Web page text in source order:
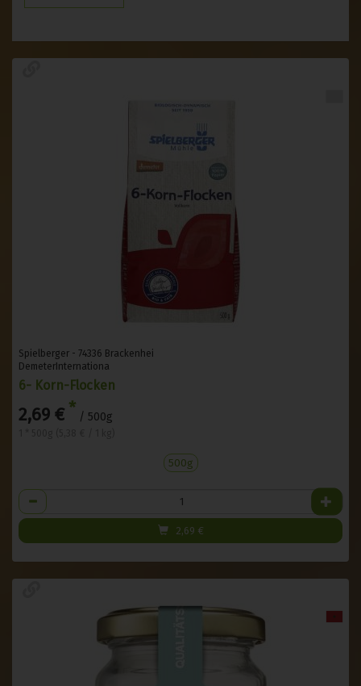
Spielberger - 74336 Brackenhei
DemeterInternationa
6- Korn-Flocken
2,69 € * / 500g
500g
Anzahl
2,69 €